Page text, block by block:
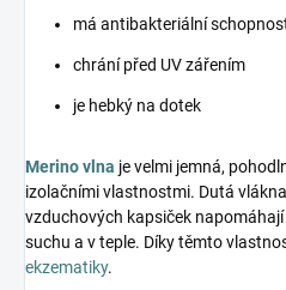
má antibakteriální
chrání před UV zářením
je hebký na dotek
Merino vlna je velmi jemná,
izolačními vlastnostmi. Dutá
vzduchových kapsiček
suchu a v teple. Díky těmto
ekzematiky.